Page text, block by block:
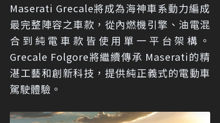
Maserati Grecale將成為海神車系動力編成
最完整陣容之車款，從內燃機引擎、油電混
合到純電車款皆使用單一平台架構。
Grecale Folgore將繼續傳承 Maserati的精
湛工藝和創新科技，提供純正義式的電動車
駕駛體驗。